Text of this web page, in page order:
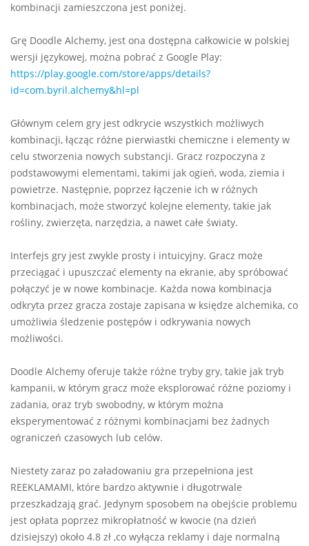
kombinacji zamieszczona jest poniżej.
Grę Doodle Alchemy, jest ona dostępna całkowicie w polskiej
wersji językowej, można pobrać z Google Play:
https://play.google.com/store/apps/details?
id=com.byril.alchemy&hl=pl
Głównym celem gry jest odkrycie wszystkich możliwych
kombinacji, łącząc różne pierwiastki chemiczne i elementy w
celu stworzenia nowych substancji. Gracz rozpoczyna z
podstawowymi elementami, takimi jak ogień, woda, ziemia i
powietrze. Następnie, poprzez łączenie ich w różnych
kombinacjach, może stworzyć kolejne elementy, takie jak
rośliny, zwierzęta, narzędzia, a nawet całe światy.
Interfejs gry jest zwykle prosty i intuicyjny. Gracz może
przeciągać i upuszczać elementy na ekranie, aby spróbować
połączyć je w nowe kombinacje. Każda nowa kombinacja
odkryta przez gracza zostaje zapisana w księdze alchemika, co
umożliwia śledzenie postępów i odkrywania nowych
możliwości.
Doodle Alchemy oferuje także różne tryby gry, takie jak tryb
kampanii, w którym gracz może eksplorować różne poziomy i
zadania, oraz tryb swobodny, w którym można
eksperymentować z różnymi kombinacjami bez żadnych
ograniczeń czasowych lub celów.
Niestety zaraz po załadowaniu gra przepełniona jest
REEKLAMAMI, które bardzo aktywnie i długotrwale
przeszkadzają grać. Jedynym sposobem na obejście problemu
jest opłata poprzez mikropłatność w kwocie (na dzień
dzisiejszy) około 4.8 zł ,co wyłącza reklamy i daje normalną